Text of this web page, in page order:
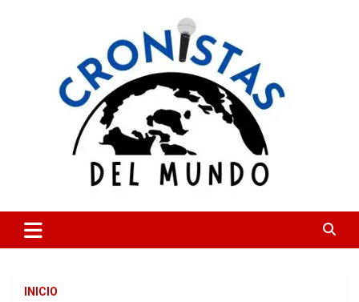
CRONISTAS DEL MUNDO
INICIO